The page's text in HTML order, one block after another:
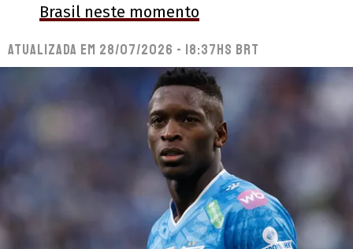
Brasil neste momento
Atualizada em 28/07/2026 - 18:37hs BRT